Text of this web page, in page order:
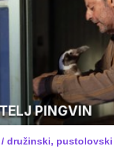
sreda ob 20.30